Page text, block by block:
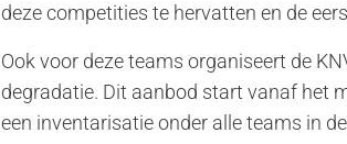
deze competities te hervatten en de
Ook voor deze teams organiseert de
degradatie. Dit aanbod start vanaf het
een inventarisatie onder alle teams in